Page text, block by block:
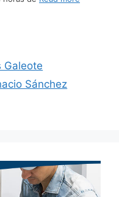
Galeote
Sánchez